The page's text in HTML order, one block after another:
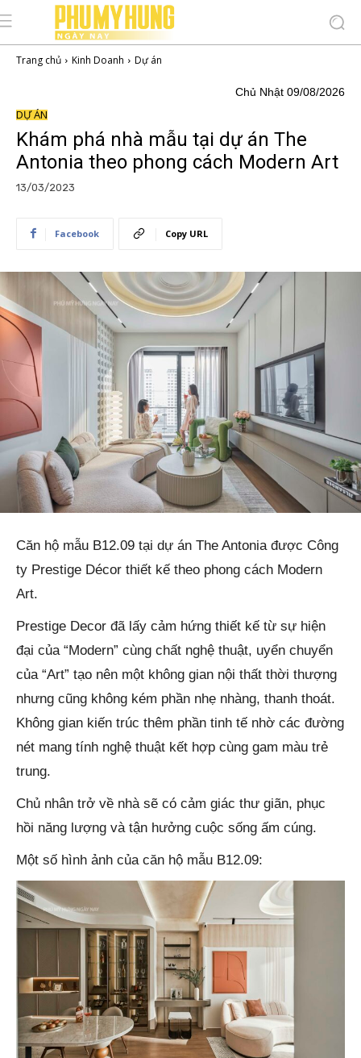
Trang chủ Kinh Doanh Dự án
Chủ Nhật 09/08/2026
DỰ ÁN
Khám phá nhà mẫu tại dự án The
Antonia theo phong cách Modern Art
13/03/2023
Facebook Copy URL
Căn hộ mẫu B12.09 tại dự án The Antonia được Công
ty Prestige Décor thiết kế theo phong cách Modern
Art.
Prestige Decor đã lấy cảm hứng thiết kế từ sự hiện
đại của “Modern” cùng chất nghệ thuật, uyển chuyển
của “Art” tạo nên một không gian nội thất thời thượng
nhưng cũng không kém phần nhẹ nhàng, thanh thoát.
Không gian kiến trúc thêm phần tinh tế nhờ các đường
nét mang tính nghệ thuật kết hợp cùng gam màu trẻ
trung.
Chủ nhân trở về nhà sẽ có cảm giác thư giãn, phục
hồi năng lượng và tận hưởng cuộc sống ấm cúng.
Một số hình ảnh của căn hộ mẫu B12.09: